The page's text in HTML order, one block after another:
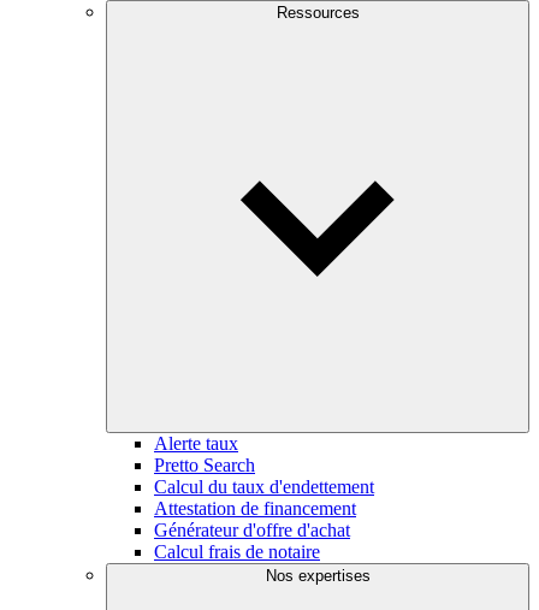
Ressources
Alerte taux
Pretto Search
Calcul du taux d'endettement
Attestation de financement
Générateur d'offre d'achat
Calcul frais de notaire
Nos expertises